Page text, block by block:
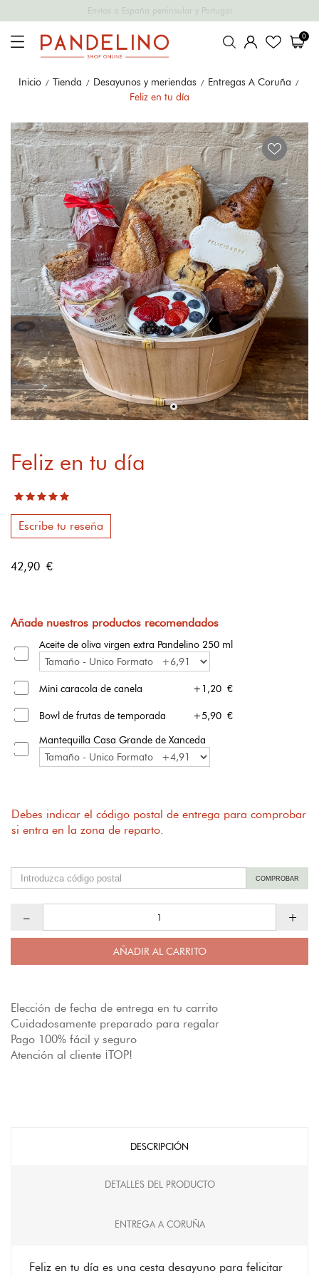
Envíos a España peninsular y Portugal
0
Inicio Tienda Desayunos y meriendas
Entregas A Coruña
Feliz en tu día
Feliz en tu día
Escribe tu reseña
42,90 €
Añade nuestros productos recomendados
Aceite de oliva virgen extra Pandelino 250 ml
Mini caracola de canela +1,20 €
Bowl de frutas de temporada
+5,90 €
Mantequilla Casa Grande de Xanceda
Debes indicar el código postal de entrega para comprobar
si entra en la zona de reparto.
COMPROBAR
– +
AÑADIR AL CARRITO
Elección de fecha de entrega en tu carrito
Cuidadosamente preparado para regalar
Pago 100% fácil y seguro
Atención al cliente ¡TOP!
DESCRIPCIÓN
DETALLES DEL PRODUCTO
ENTREGA A CORUÑA
Feliz en tu día es una cesta desayuno para felicitar